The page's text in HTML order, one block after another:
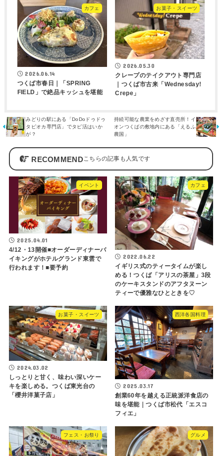
カフェ
2026.06.14
つくば市春日｜「SPRING
FIELD」で絶品キッシュを堪能
お菓子・スイーツ
2026.05.30
クレープのテイクアウト専門店
｜つくば市古来「Wednesday!
Crepe」
みどりの駅にある「DoDoドゥドゥ
タピオカ専門店」でタピ活はいか
が？
持続可能な農業をめざす直売所！イ
オンつくばの敷地内にある「えるふ
農国」
RECOMMEND
イベント
2025.04.01
4/12・13開催■オーダーディナーバ
イキングがホテルグランド東雲で
行われます！■要予約
カフェ
2022.06.22
イギリス式のティータイムが楽し
める！つくば「アリスの茶屋」3段
のケーキスタンドのアフタヌーン
ティーで優雅なひとときを♡
お菓子・スイーツ
2024.03.02
しっとりと甘く、味わい深いケー
キを楽しめる。つくば東光台の
「櫻井洋菓子店」
西洋各国料理
2025.03.17
創業60年を越える正統派洋食店の
味を堪能｜つくば市松代「エスコ
フィエ」
フェス・お祭り グルメ